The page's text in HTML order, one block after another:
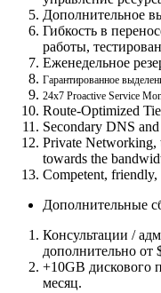
Дополнительное
Гибкость в
работы,
Еженедельное
Гарантированное
24x7 Proactive Service
Route-Optimized
Secondary DNS
Private
towards the
Competent, friendly,
Дополнительные
Консультации /
дополнительно от
+10GB дискового
месяц.